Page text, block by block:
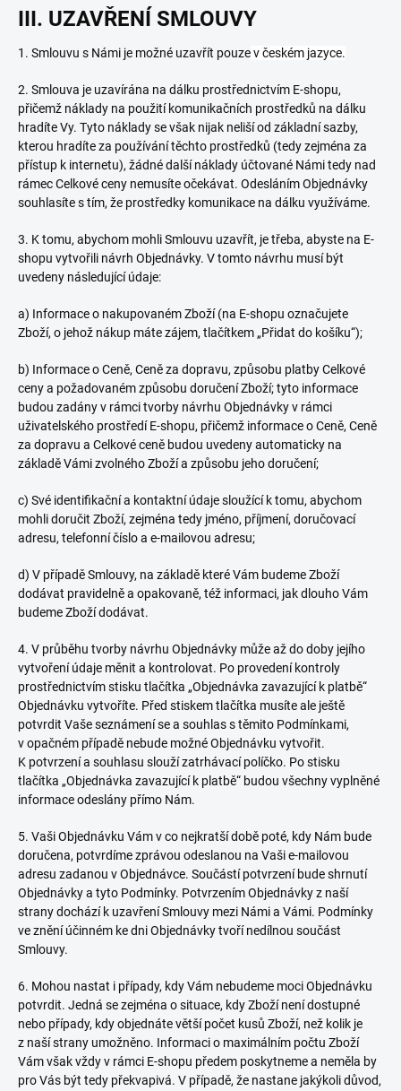
III. UZAVŘENÍ SMLOUVY
1. Smlouvu s Námi je možné uzavřít pouzev českém jazyce.
2. Smlouva je uzavírána na dálku prostřednictvím E-shopu,
přičemž náklady na použití komunikačních prostředků na dálku
hradíte Vy. Tyto náklady se však nijak neliší od základní sazby,
kterou hradíte za používání těchto prostředků (tedy zejména za
přístup k internetu), žádné další náklady účtované Námi tedy nad
rámec Celkové ceny nemusíte očekávat. Odesláním Objednávky
souhlasíte s tím, že prostředky komunikace na dálku využíváme.
3. K tomu, abychom mohli Smlouvu uzavřít, je třeba, abyste na E-
shopu vytvořili návrh Objednávky. V tomto návrhu musí být
uvedeny následující údaje:
a) Informace o nakupovaném Zboží (na E-shopu označujete
Zboží, o jehož nákup máte zájem, tlačítkem „Přidat do košíku“);
b) Informace o Ceně, Ceně za dopravu, způsobu platby Celkové
ceny a požadovaném způsobu doručení Zboží; tyto informace
budou zadány v rámci tvorby návrhu Objednávky v rámci
uživatelského prostředí E-shopu, přičemž informace o Ceně, Ceně
za dopravu a Celkové ceně budou uvedeny automaticky na
základě Vámi zvolného Zboží a způsobu jeho doručení;
c) Své identifikační a kontaktní údaje sloužící k tomu, abychom
mohli doručit Zboží, zejména tedy jméno, příjmení, doručovací
adresu, telefonní číslo a e-mailovou adresu;
d) V případě Smlouvy, na základě které Vám budeme Zboží
dodávat pravidelně a opakovaně, též informaci, jak dlouho Vám
budeme Zboží dodávat.
4. V průběhu tvorby návrhu Objednávky může až do doby jejího
vytvoření údaje měnit a kontrolovat. Po provedení kontroly
prostřednictvím stisku tlačítka „Objednávka zavazující k platbě“
Objednávku vytvoříte. Před stiskem tlačítka musíte ale ještě
potvrdit Vaše seznámení se a souhlas s těmito Podmínkami,
v opačném případě nebude možné Objednávku vytvořit.
K potvrzení a souhlasu slouží zatrhávací políčko. Po stisku
tlačítka „Objednávka zavazující k platbě“ budou všechny vyplněné
informace odeslány přímo Nám.
5. Vaši Objednávku Vám v co nejkratší době poté, kdy Nám bude
doručena, potvrdíme zprávou odeslanou na Vaši e-mailovou
adresu zadanou v Objednávce. Součástí potvrzení bude shrnutí
Objednávky a tyto Podmínky. Potvrzením Objednávky z naší
strany dochází k uzavření Smlouvy mezi Námi a Vámi. Podmínky
ve znění účinném ke dni Objednávky tvoří nedílnou součást
Smlouvy.
6. Mohou nastat i případy, kdy Vám nebudeme moci Objednávku
potvrdit. Jedná se zejména o situace, kdy Zboží není dostupné
nebo případy, kdy objednáte větší počet kusů Zboží, než kolik je
z naší strany umožněno. Informaci o maximálním počtu Zboží
Vám však vždy v rámci E-shopu předem poskytneme a neměla by
pro Vás být tedy překvapivá. V případě, že nastane jakýkoli důvod,